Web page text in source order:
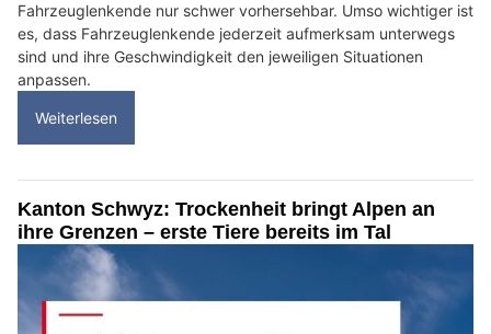
Fahrzeuglenkende nur schwer vorhersehbar. Umso wichtiger ist
es, dass Fahrzeuglenkende jederzeit aufmerksam unterwegs
sind und ihre Geschwindigkeit den jeweiligen Situationen
anpassen.
Weiterlesen
Kanton Schwyz: Trockenheit bringt Alpen an
ihre Grenzen – erste Tiere bereits im Tal